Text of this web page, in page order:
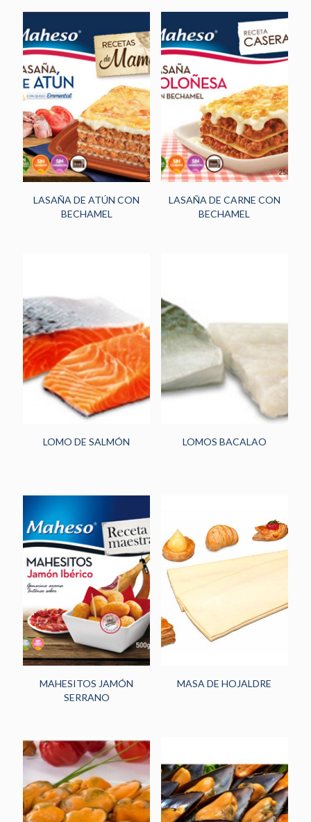
LASAÑA DE ATÚN CON
BECHAMEL
LASAÑA DE CARNE CON
BECHAMEL
LOMO DE SALMÓN LOMOS BACALAO
MAHESITOS JAMÓN
SERRANO
MASA DE HOJALDRE